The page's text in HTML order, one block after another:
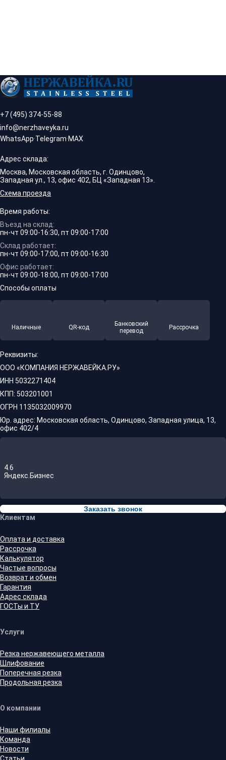
+7 (495) 374-55-88
info@nerzhaveyka.ru
WhatsApp·Telegram·MAX
Адрес склада:
Москва, Московская область, г. Одинцово,
Западная ул., 13, офис 402, БЦ «Западная 13».
Схема проезда
Время работы:
Въезд на склад:
пн-чт 09:00-16:30, пт 09:00-17:00
Склад работает:
пн-чт 09:00-17:00, пт 09:00-16:30
Офис работает:
пн-чт 09:00-18:00, пт 09:00-17:00
Способы оплаты
Наличные QR-код
Банковский
перевод
Рассрочка
Реквизиты:
ООО «КОМПАНИЯ НЕРЖАВЕЙКА.РУ»
ИНН 5032271404
КПП: 503201001
ОГРН 1135032009970
Юр. адрес: Московская область, Одинцово, Западная улица, 13,
офис 402/4
4.6
Яндекс.Бизнес
Заказать звонок
Клиентам
Оплата и доставка
Рассрочка
Калькулятор
Частые вопросы
Возврат и обмен
Гарантия
Адрес склада
ГОСТы и ТУ
Услуги
Резка нержавеющего металла
Шлифование
Поперечная резка
Продольная резка
О компании
Наши филиалы
Команда
Новости